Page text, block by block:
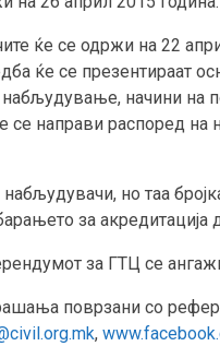
ќе се одржи на 22
ќе се презентираат
начини на
направи распоред на
но таа
за акредитација
за ГТЦ се
поврзани со
,